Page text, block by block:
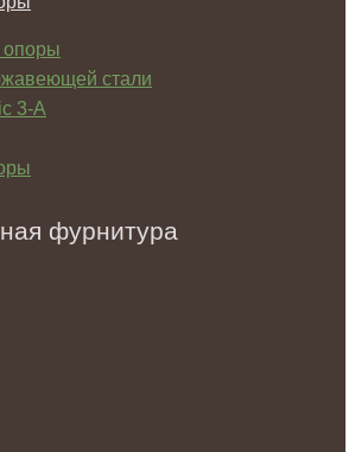
опоры
стали
3-А
фурнитура